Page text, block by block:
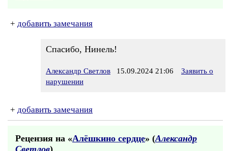
+ добавить замечания
Спасибо, Нинель!
Александр Светлов 15.09.2024 21:06
Заявить о
нарушении
+ добавить замечания
Рецензия на «Алёшкино сердце» (Александр
Светлов)